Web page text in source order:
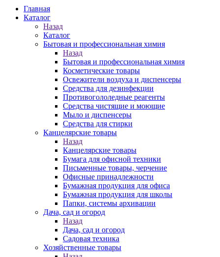
Главная
Каталог
Назад
Каталог
Бытовая и профессиональная химия
Назад
Бытовая и профессиональная химия
Косметические товары
Освежители воздуха и диспенсеры
Средства для дезинфекции
Противогололедные реагенты
Средства чистящие и моющие
Мыло и диспенсеры
Средства для стирки
Канцелярские товары
Назад
Канцелярские товары
Бумага для офисной техники
Письменные товары, черчение
Офисные принадлежности
Бумажная продукция для офиса
Бумажная продукция для школы
Папки, системы архивации
Дача, сад и огород
Назад
Дача, сад и огород
Садовая техника
Хозяйственные товары